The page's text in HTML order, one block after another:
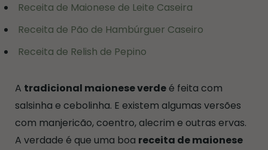
Receita de Maionese de Leite Caseira
Receita de Pão de Hambúrguer Caseiro
Receita de Relish de Pepino
A tradicional maionese verdeé feita com
salsinha e cebolinha. E existem algumas versões
com manjericão, coentro, alecrim e outras ervas.
A verdade é que uma boa receita de maionese